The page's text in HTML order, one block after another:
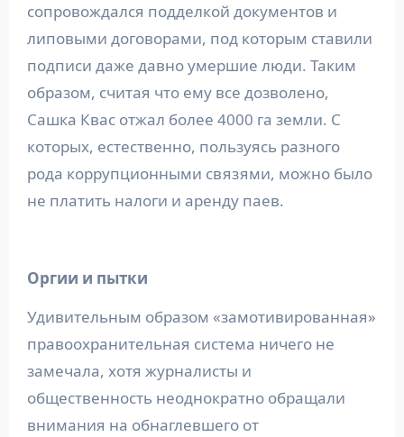
сопровождался подделкой документов и
липовыми договорами, под которым ставили
подписи даже давно умершие люди. Таким
образом, считая что ему все дозволено,
Сашка Квас отжал более 4000 га земли. С
которых, естественно, пользуясь разного
рода коррупционными связями, можно было
не платить налоги и аренду паев.
Оргии и пытки
Удивительным образом «замотивированная»
правоохранительная система ничего не
замечала, хотя журналисты и
общественность неоднократно обращали
внимания на обнаглевшего от